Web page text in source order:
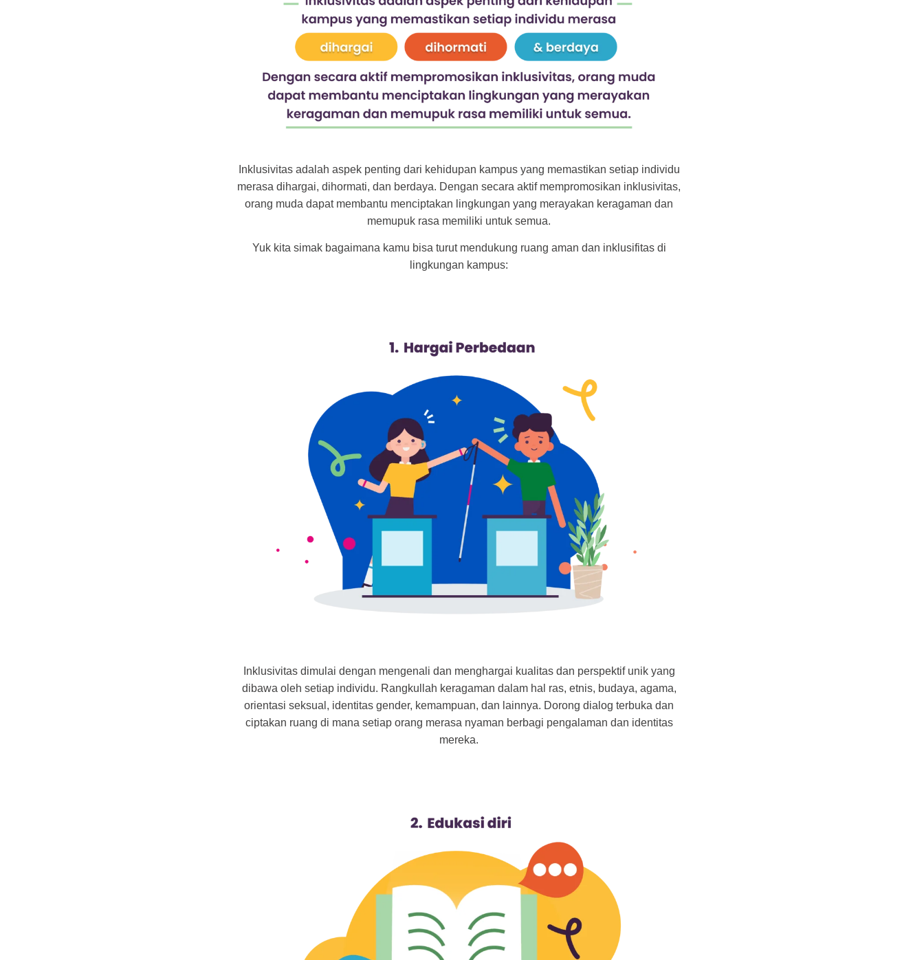
Inklusivitas adalah aspek penting dari kehidupan kampus yang memastikan setiap individu
merasa dihargai, dihormati, dan berdaya. Dengan secara aktif mempromosikan inklusivitas,
orang muda dapat membantu menciptakan lingkungan yang merayakan keragaman dan
memupuk rasa memiliki untuk semua.
Yuk kita simak bagaimana kamu bisa turut mendukung ruang aman dan inklusifitas di
lingkungan kampus:
Inklusivitas dimulai dengan mengenali dan menghargai kualitas dan perspektif unik yang
dibawa oleh setiap individu. Rangkullah keragaman dalam hal ras, etnis, budaya, agama,
orientasi seksual, identitas gender, kemampuan, dan lainnya. Dorong dialog terbuka dan
ciptakan ruang di mana setiap orang merasa nyaman berbagi pengalaman dan identitas
mereka.